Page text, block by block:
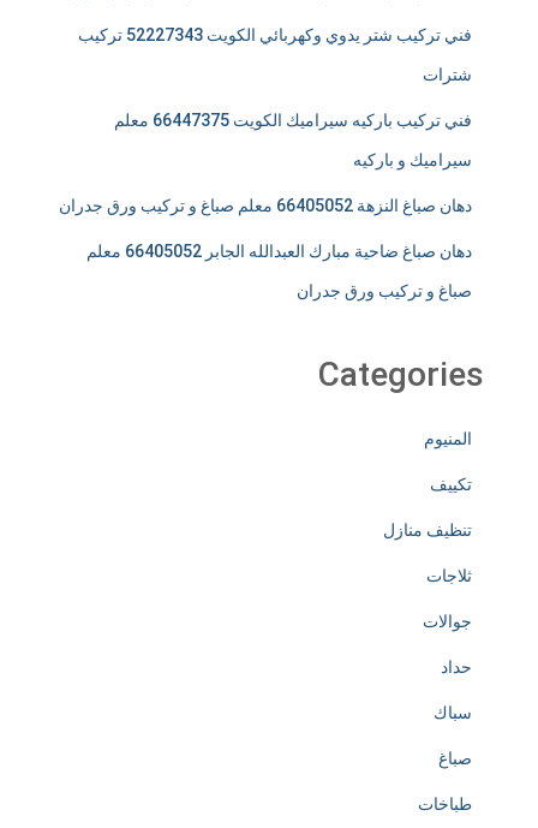
فني تركيب شتر يدوي وكهربائي الكويت 52227343 تركيب
شترات
فني تركيب باركيه سيراميك الكويت 66447375 معلم
سيراميك و باركيه
دهان صباغ النزهة 66405052 معلم صباغ و تركيب ورق جدران
دهان صباغ ضاحية مبارك العبدالله الجابر 66405052 معلم
صباغ و تركيب ورق جدران
Categories
المنيوم
تكييف
تنظيف منازل
ثلاجات
جوالات
حداد
سباك
صباغ
طباخات